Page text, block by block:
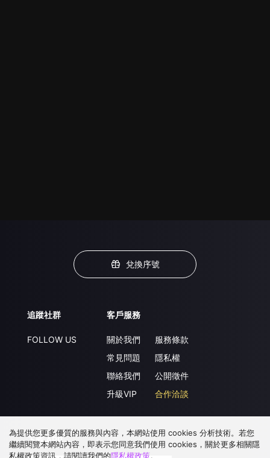
兌換序號
追蹤社群
FOLLOW US
客戶服務
關於我們
常見問題
聯絡我們
升級VIP
服務條款
隱私權
公開徵件
合作洽談
下載 APP
為提供您更多優質的服務與內容，本網站使用 cookies 分析技術。若您
繼續閱覽本網站內容，即表示您同意我們使用 cookies，關於更多相關隱
私權政策資訊，請閱讀我們的隱私權政策。